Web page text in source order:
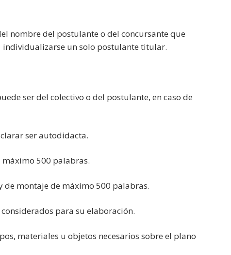
nombre del postulante o del concursante que
individualizarse un solo postulante titular.
ser del colectivo o del postulante, en caso de
ser autodidacta.
500 palabras.
montaje de máximo 500 palabras.
para su elaboración.
materiales u objetos necesarios sobre el plano